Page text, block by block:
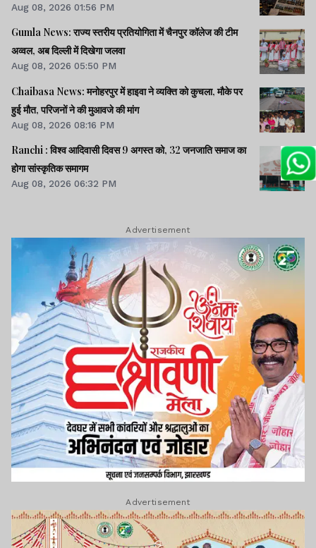
Aug 08, 2026 01:56 PM
Gumla News: राज्य स्तरीय प्रतियोगिता में चैनपुर कॉलेज की टीम
अव्वल, अब दिल्ली में दिखेगा जलवा
Aug 08, 2026 05:50 PM
Chaibasa News: मनोहरपुर में हाइवा ने व्यक्ति को कुचला, मौके पर
हुई मौत, परिजनों ने की मुआवजे की मांग
Aug 08, 2026 08:16 PM
Ranchi : विश्व आदिवासी दिवस 9 अगस्त को, 32 जनजाति समाज का
होगा सांस्कृतिक समागम
Aug 08, 2026 06:32 PM
Advertisement
Advertisement